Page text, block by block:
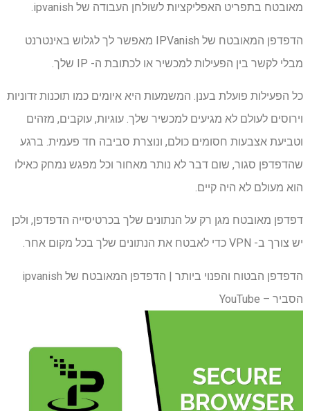
מאובטח בתפריט האפליקציות לשולחן העבודה של ipvanish.
הדפדפן המאובטח של IPVanish מאפשר לך לגלוש באינטרנט
מבלי לקשר בין הפעילות למכשיר או לכתובת ה- IP שלך.
כל הפעילות פועלת בענן. המשמעות היא איומים כמו תוכנות זדוניות
וירוסים לעולם לא מגיעים למכשיר שלך. עוגיות, עוקבים, מזהים
וטביעת אצבעות חסומים כולם, ונוצרת סביבה חד פעמית. ברגע
שהדפדפן סגור, שום דבר לא נותר מאחור וכל מפגש נמחק כאילו
הוא מעולם לא היה קיים.
דפדפן מאובטח מגן רק על הנתונים שלך בכרטיסייה הדפדפן, ולכן
יש צורך ב- VPN כדי לאבטח את הנתונים שלך בכל מקום אחר.
הדפדפן הבטוח והפנוי ביותר | הדפדפן המאובטח של ipvanish
הסביר – YouTube